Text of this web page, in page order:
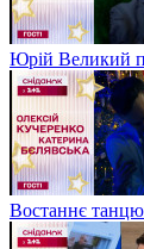
Юрій Великий
Востаннє